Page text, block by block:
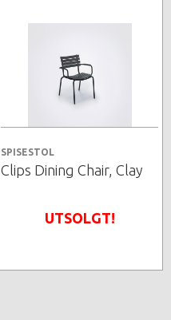
SPISESTOL
Clips Dining Chair, Clay
UTSOLGT!